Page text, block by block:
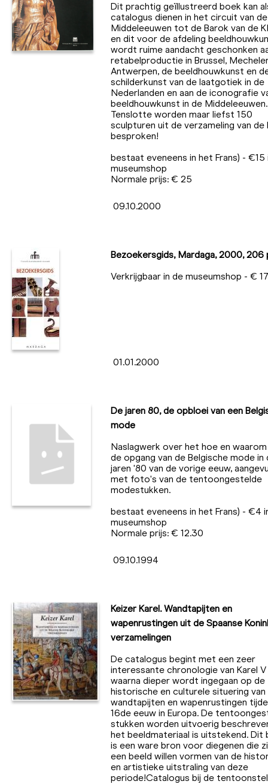
Dit prachtig geïllustreerd boek kan
catalogus dienen in het circuit van de
Middeleeuwen tot de Barok van de
en dit voor de afdeling
wordt ruime aandacht geschonken
retabelproductie in Brussel,
Antwerpen, de beeldhouwkunst en
schilderkunst van de laatgotiek in de
Nederlanden en aan de iconografie
beeldhouwkunst in de Middeleeuwen.
Tenslotte worden maar liefst 150
sculpturen uit de verzameling van de
besproken!
bestaat eveneens in het Frans) - €15
museumshop
Normale prijs: € 25
09.10.2000
Bezoekersgids, Mardaga, 2000, 206
Verkrijgbaar in de museumshop - € 17
01.01.2000
De jaren 80, de opbloei van een
mode
Naslagwerk over het hoe en waarom
de opgang van de Belgische mode in
jaren '80 van de vorige eeuw,
met foto's van de tentoongestelde
modestukken.
bestaat eveneens in het Frans) - €4
museumshop
Normale prijs: € 12.30
09.10.1994
Keizer Karel. Wandtapijten en
wapenrustingen uit de Spaanse
verzamelingen
De catalogus begint met een zeer
interessante chronologie van Karel V
waarna dieper wordt ingegaan op de
historische en culturele situering van
wandtapijten en wapenrustingen
16de eeuw in Europa. De
stukken worden uitvoerig
het beeldmateriaal is uitstekend. Dit
is een ware bron voor diegenen die
een beeld willen vormen van de
en artistieke uitstraling van deze
periode!Catalogus bij de